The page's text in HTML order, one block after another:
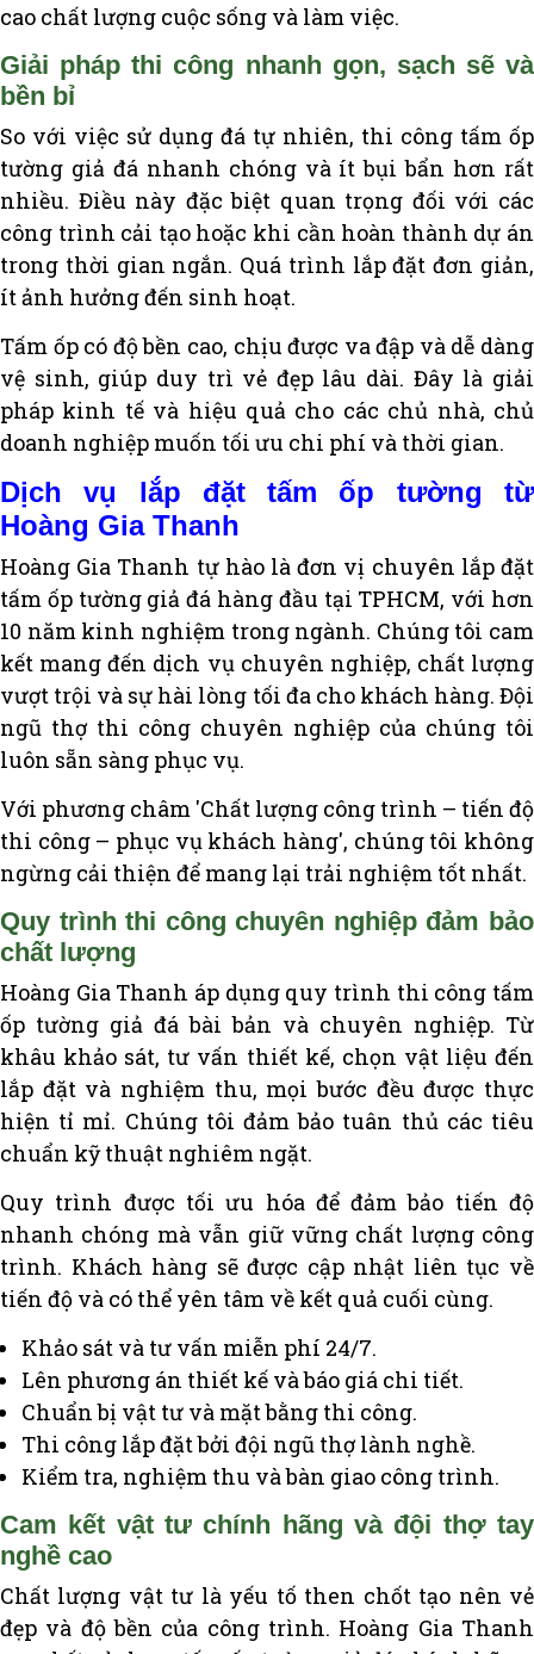
cao chất lượng cuộc sống và làm việc.
Giải pháp thi công nhanh gọn, sạch sẽ và
bền bỉ
So với việc sử dụng đá tự nhiên, thi công tấm ốp
tường giả đá nhanh chóng và ít bụi bẩn hơn rất
nhiều. Điều này đặc biệt quan trọng đối với các
công trình cải tạo hoặc khi cần hoàn thành dự án
trong thời gian ngắn. Quá trình lắp đặt đơn giản,
ít ảnh hưởng đến sinh hoạt.
Tấm ốp có độ bền cao, chịu được va đập và dễ dàng
vệ sinh, giúp duy trì vẻ đẹp lâu dài. Đây là giải
pháp kinh tế và hiệu quả cho các chủ nhà, chủ
doanh nghiệp muốn tối ưu chi phí và thời gian.
Dịch vụ lắp đặt tấm ốp tường từ
Hoàng Gia Thanh
Hoàng Gia Thanh tự hào là đơn vị chuyên lắp đặt
tấm ốp tường giả đá hàng đầu tại TPHCM, với hơn
10 năm kinh nghiệm trong ngành. Chúng tôi cam
kết mang đến dịch vụ chuyên nghiệp, chất lượng
vượt trội và sự hài lòng tối đa cho khách hàng. Đội
ngũ thợ thi công chuyên nghiệp của chúng tôi
luôn sẵn sàng phục vụ.
Với phương châm 'Chất lượng công trình – tiến độ
thi công – phục vụ khách hàng', chúng tôi không
ngừng cải thiện để mang lại trải nghiệm tốt nhất.
Quy trình thi công chuyên nghiệp đảm bảo
chất lượng
Hoàng Gia Thanh áp dụng quy trình thi công tấm
ốp tường giả đá bài bản và chuyên nghiệp. Từ
khâu khảo sát, tư vấn thiết kế, chọn vật liệu đến
lắp đặt và nghiệm thu, mọi bước đều được thực
hiện tỉ mỉ. Chúng tôi đảm bảo tuân thủ các tiêu
chuẩn kỹ thuật nghiêm ngặt.
Quy trình được tối ưu hóa để đảm bảo tiến độ
nhanh chóng mà vẫn giữ vững chất lượng công
trình. Khách hàng sẽ được cập nhật liên tục về
tiến độ và có thể yên tâm về kết quả cuối cùng.
Khảo sát và tư vấn miễn phí 24/7.
Lên phương án thiết kế và báo giá chi tiết.
Chuẩn bị vật tư và mặt bằng thi công.
Thi công lắp đặt bởi đội ngũ thợ lành nghề.
Kiểm tra, nghiệm thu và bàn giao công trình.
Cam kết vật tư chính hãng và đội thợ tay
nghề cao
Chất lượng vật tư là yếu tố then chốt tạo nên vẻ
đẹp và độ bền của công trình. Hoàng Gia Thanh